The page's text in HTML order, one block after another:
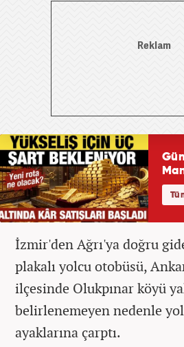
İzmir'den Ağrı'ya doğru
plakalı yolcu otobüsü,
ilçesinde Olukpınar köyü
belirlenemeyen nedenle
ayaklarına çarptı.